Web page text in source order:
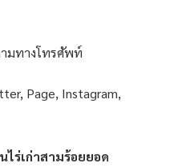
มทางโทรศัพท์
Page, Instagram,
ร่เก่าสามร้อยยอด